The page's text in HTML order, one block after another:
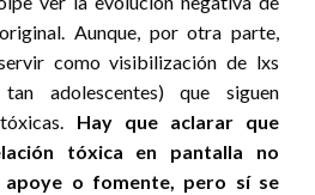
Aunque, por otra parte,
como visibilización de lxs
adolescentes) que siguen
Hay que aclarar que
tóxica en pantalla no
apoye o fomente, pero sí se